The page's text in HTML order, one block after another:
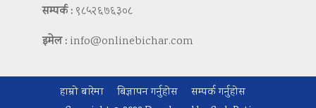
सम्पर्क : ९८५२६७६३०८
इमेल : info@onlinebichar.com
हाम्रो बारेमा बिज्ञापन गर्नुहोस
सम्पर्क गर्नुहोस